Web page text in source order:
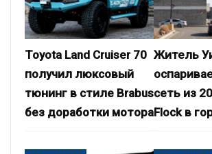
Toyota Land Cruiser 70
получил люксовый
тюнинг в стиле Brabus
без доработки мотора
Житель
сеть из
Flock в